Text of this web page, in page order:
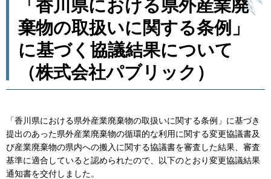
「香川県における県外産業廃
棄物の取扱いに関する条例」
に基づく協議結果について
（株式会社パブリック）
「香川県における県外産業廃棄物の取扱いに関する条例」に基づき
提出のあった県外産業廃棄物の循環的な利用に関する変更協議書及
び産業廃棄物の県内への搬入に関する協議書を審査した結果、審査
基準に適合していると認められたので、以下のとおり変更協議結果
通知書を交付しました。